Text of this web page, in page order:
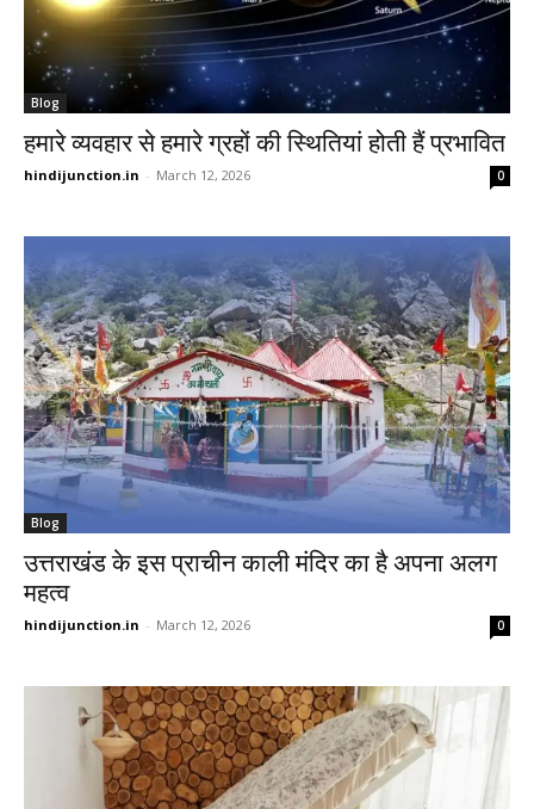
Blog
हमारे व्यवहार से हमारे ग्रहों की स्थितियां होती हैं प्रभावित
hindijunction.in - March 12, 2026 0
Blog
उत्तराखंड के इस प्राचीन काली मंदिर का है अपना अलग
महत्व
hindijunction.in - March 12, 2026 0